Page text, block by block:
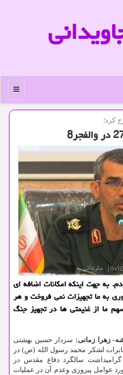
منو
كرد؛
به جهت اینکه امکانات اضافه ای
به ما تجهیزات نمی فروخت و هر
از غنیمتی ها در تجهیز جنگ
زهرا زمانی: سردار حسین بهشتی
مخابرات لشکر محمد رسول الله (ص) در
سالگرد دفاع مقدس در
عوامل پیروزی وعدم آن در عملیات